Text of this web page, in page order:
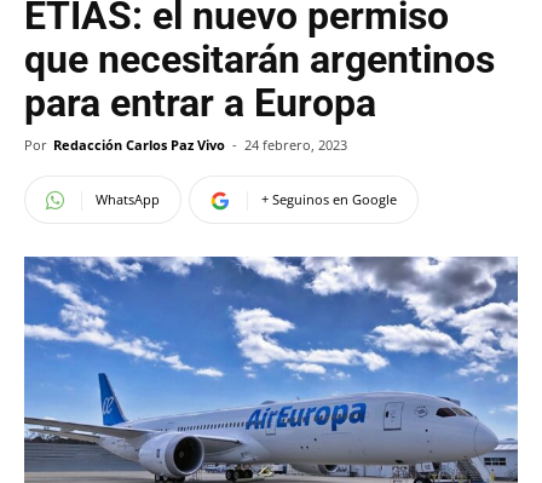
ETIAS: el nuevo permiso
que necesitarán argentinos
para entrar a Europa
Por Redacción Carlos Paz Vivo - 24 febrero, 2023
WhatsApp + Seguinos en Google